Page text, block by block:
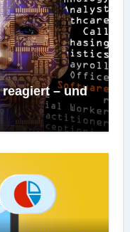
– und